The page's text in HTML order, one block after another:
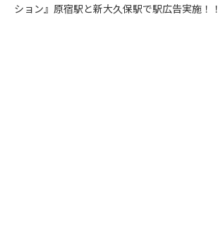
ション』原宿駅と新大久保駅で駅広告実施！！